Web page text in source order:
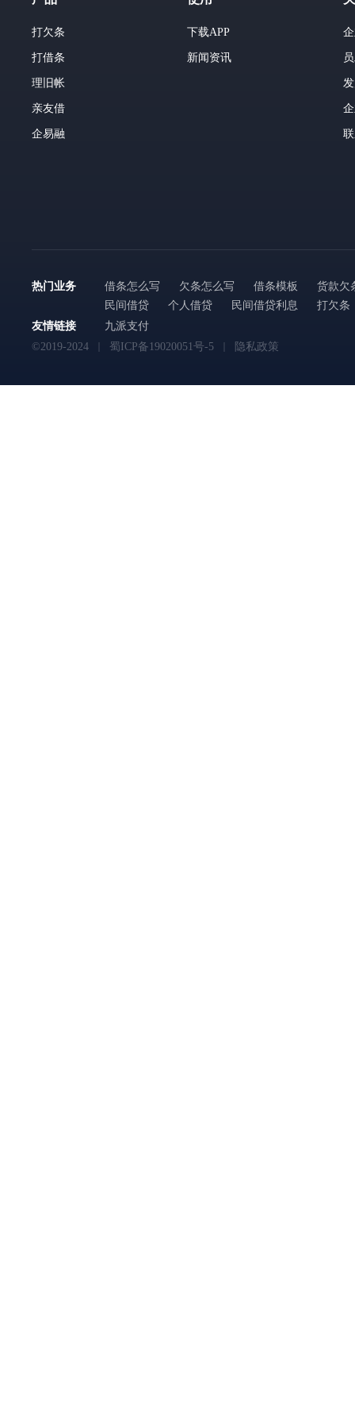
打欠条
打借条
理旧帐
亲友借
企易融
下载APP
新闻资讯
热门业务 借条怎么写 欠条怎么写 借条模板
货款欠
民间借贷
个人借贷 民间借贷利息
打欠条
友情链接
九派支付
©2019-2024
蜀ICP备19020051号-5 隐私政策